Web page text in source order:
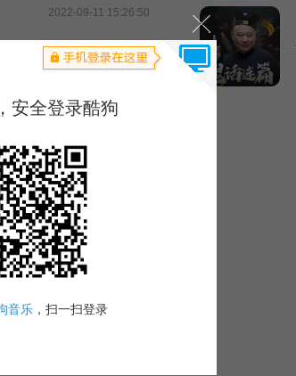
2022-09-11 15:26:50
2021-09-02 08:04:51
2021-02-09 13:48:00